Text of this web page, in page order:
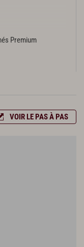
Premium
VOIR LE PAS À PAS